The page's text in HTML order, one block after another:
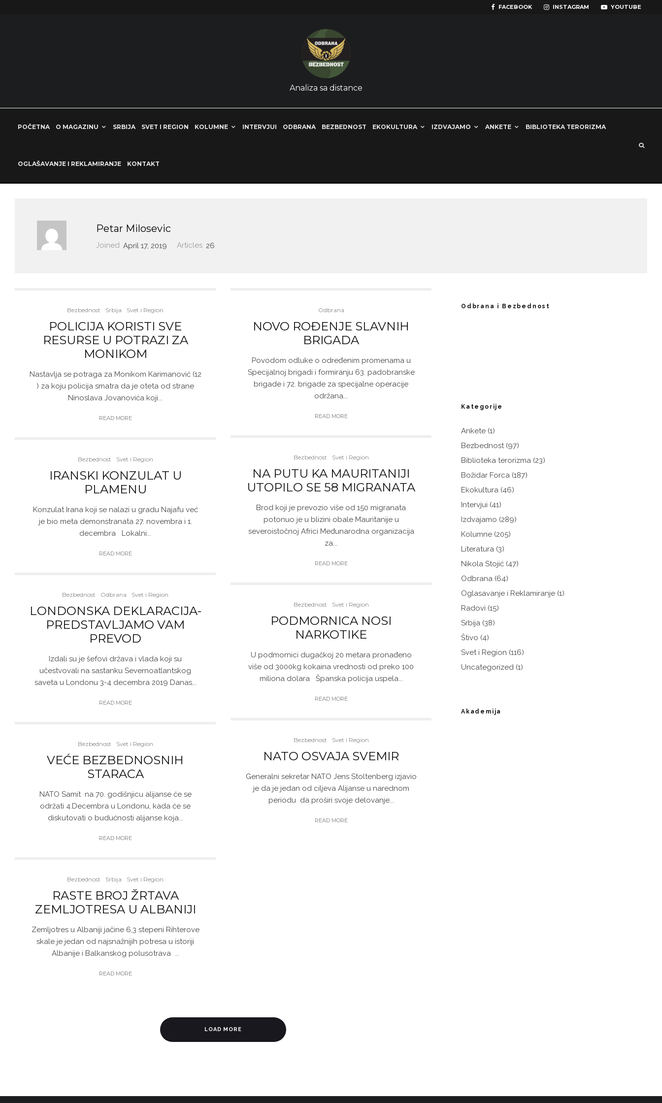
FACEBOOK INSTAGRAM YOUTUBE
Analiza sa distance
POČETNA O MAGAZINU SRBIJA SVET I REGION KOLUMNE INTERVJUI ODBRANA BEZBEDNOST EKOKULTURA IZDVAJAMO ANKETE BIBLIOTEKA TERORIZMA
OGLAŠAVANJE I REKLAMIRANJE KONTAKT
Petar Milosevic
Joined April 17, 2019 Articles 26
Bezbednost Srbija Svet i Region
POLICIJA KORISTI SVE
RESURSE U POTRAZI ZA
MONIKOM
Nastavlja se potraga za Monikom Karimanović (12
) za koju policija smatra da je oteta od strane
Ninoslava Jovanovića koji...
READ MORE
Bezbednost Svet i Region
IRANSKI KONZULAT U
PLAMENU
Konzulat Irana koji se nalazi u gradu Najafu već
je bio meta demonstranata 27. novembra i 1.
decembra Lokalni...
READ MORE
Bezbednost Odbrana Svet i Region
LONDONSKA DEKLARACIJA-
PREDSTAVLJAMO VAM
PREVOD
Izdali su je šefovi država i vlada koji su
učestvovali na sastanku Severnoatlantskog
saveta u Londonu 3-4 decembra 2019 Danas...
READ MORE
Bezbednost Svet i Region
VEĆE BEZBEDNOSNIH
STARACA
NATO Samit na 70. godišnjicu alijanse će se
održati 4.Decembra u Londonu, kada će se
diskutovati o budućnosti alijanse koja...
READ MORE
Bezbednost Srbija Svet i Region
RASTE BROJ ŽRTAVA
ZEMLJOTRESA U ALBANIJI
Zemljotres u Albaniji jačine 6,3 stepeni Rihterove
skale je jedan od najsnažnijih potresa u istoriji
Albanije i Balkanskog polusotrava ...
READ MORE
Odbrana
NOVO ROĐENJE SLAVNIH
BRIGADA
Povodom odluke o određenim promenama u
Specijalnoj brigadi i formiranju 63. padobranske
brigade i 72. brigade za specijalne operacije
održana...
READ MORE
Bezbednost Svet i Region
NA PUTU KA MAURITANIJI
UTOPILO SE 58 MIGRANATA
Brod koji je prevozio više od 150 migranata
potonuo je u blizini obale Mauritanije u
severoistočnoj Africi Međunarodna organizacija
za...
READ MORE
Bezbednost Svet i Region
PODMORNICA NOSI
NARKOTIKE
U podmornici dugačkoj 20 metara pronađeno
više od 3000kg kokaina vrednosti od preko 100
miliona dolara Španska policija uspela...
READ MORE
Bezbednost Svet i Region
NATO OSVAJA SVEMIR
Generalni sekretar NATO Jens Stoltenberg izjavio
je da je jedan od ciljeva Alijanse u narednom
periodu da proširi svoje delovanje...
READ MORE
LOAD MORE
Odbrana i Bezbednost
Kategorije
Ankete (1)
Bezbednost(97)
Biblioteka terorizma (23)
Božidar Forca (187)
Ekokultura (46)
Intervjui (41)
Izdvajamo (289)
Kolumne (205)
Literatura (3)
Nikola Stojić (47)
Odbrana (64)
Oglasavanje i Reklamiranje (1)
Radovi (15)
Srbija (38)
Štivo (4)
Svet i Region (116)
Uncategorized (1)
Akademija